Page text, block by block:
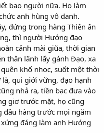
bao người nữa. Họ làm
anh hùng vô danh.
đứng trong hàng Thiên ân
thì người Hướng đạo
cảnh mài giũa, thời gian
thân lãnh lấy gánh Đạo, xa
khổ nhọc, suốt một thời
qui giới vững, đạo hạnh
nhả ra, tiền bạc đưa vào
giơ trước mặt, họ cũng
đầu hàng trước mọi ngăm
đáng làm anh Hướng